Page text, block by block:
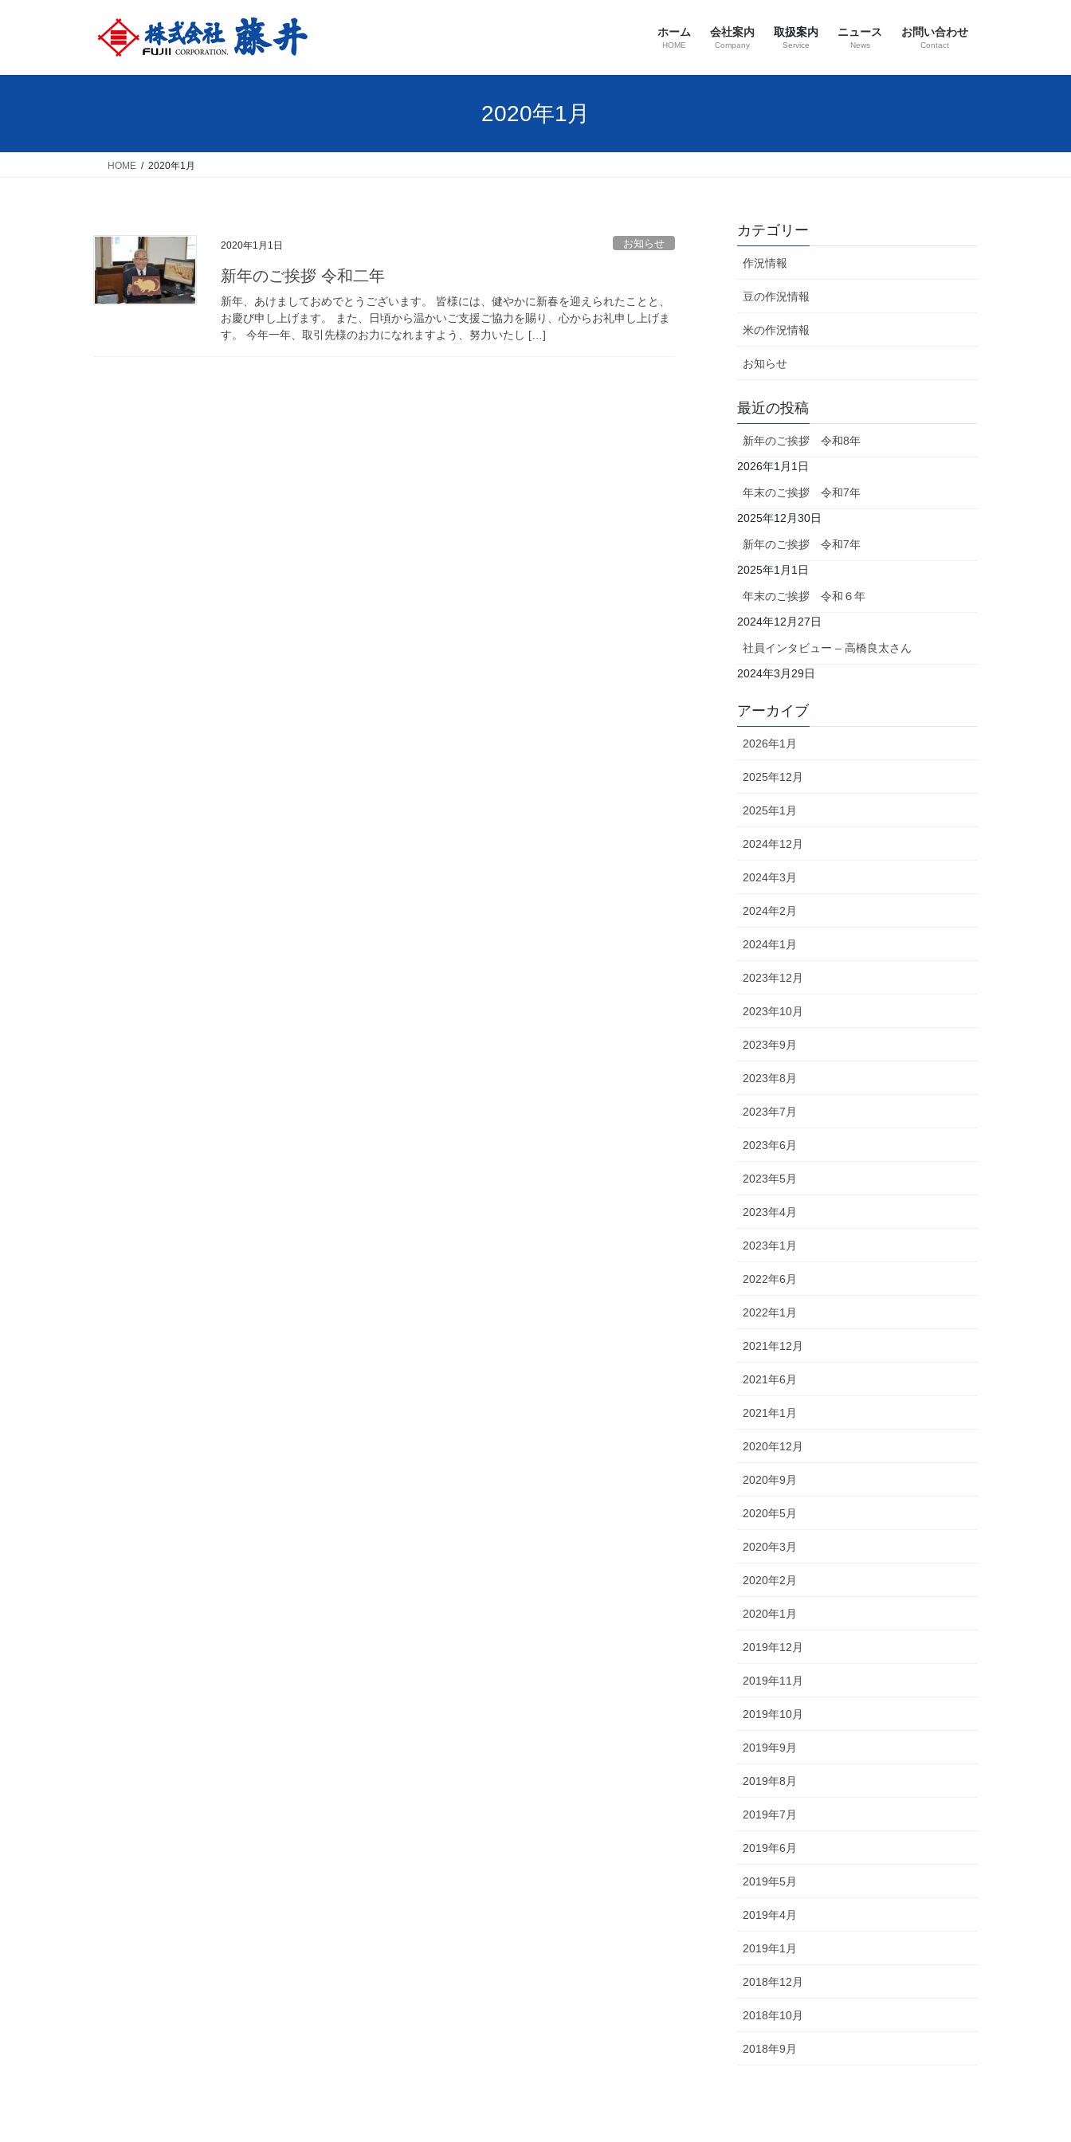
ホーム
HOME
会社案内
Company
取扱案内
Service
ニュース
News
お問い合わせ
Contact
2020年1月
HOME 2020年1月
2020年1月1日 お知らせ
新年のご挨拶 令和二年
新年、あけましておめでとうございます。 皆様には、健やかに新春を迎えられたことと、
お慶び申し上げます。 また、日頃から温かいご支援ご協力を賜り、心からお礼申し上げま
す。 今年一年、取引先様のお力になれますよう、努力いたし […]
カテゴリー
作況情報
豆の作況情報
米の作況情報
お知らせ
最近の投稿
新年のご挨拶 令和8年
2026年1月1日
年末のご挨拶 令和7年
2025年12月30日
新年のご挨拶 令和7年
2025年1月1日
年末のご挨拶 令和６年
2024年12月27日
社員インタビュー – 高橋良太さん
2024年3月29日
アーカイブ
2026年1月
2025年12月
2025年1月
2024年12月
2024年3月
2024年2月
2024年1月
2023年12月
2023年10月
2023年9月
2023年8月
2023年7月
2023年6月
2023年5月
2023年4月
2023年1月
2022年6月
2022年1月
2021年12月
2021年6月
2021年1月
2020年12月
2020年9月
2020年5月
2020年3月
2020年2月
2020年1月
2019年12月
2019年11月
2019年10月
2019年9月
2019年8月
2019年7月
2019年6月
2019年5月
2019年4月
2019年1月
2018年12月
2018年10月
2018年9月